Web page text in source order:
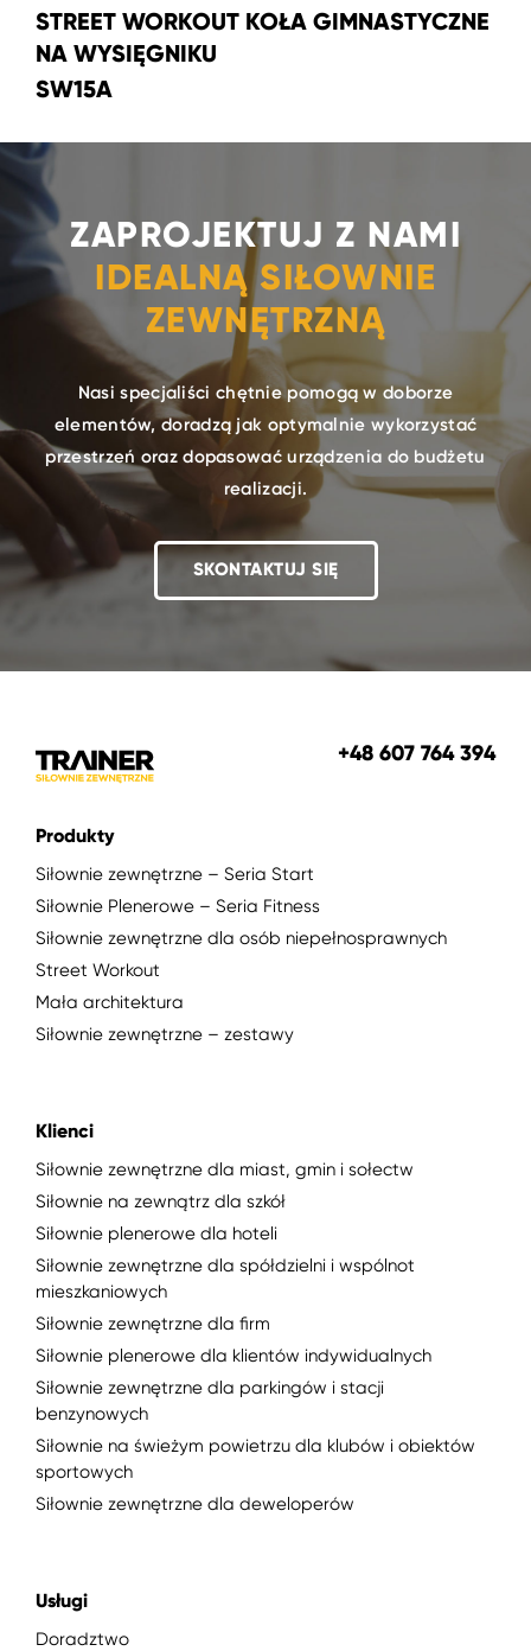
STREET WORKOUT KOŁA GIMNASTYCZNE
NA WYSIĘGNIKU
SW15A
ZAPROJEKTUJ Z NAMI
IDEALNĄ SIŁOWNIE
ZEWNĘTRZNĄ
Nasi specjaliści chętnie pomogą w doborze
elementów, doradzą jak optymalnie wykorzystać
przestrzeń oraz dopasować urządzenia do budżetu
realizacji.
SKONTAKTUJ SIĘ
+48 607 764 394
Produkty
Siłownie zewnętrzne – Seria Start
Siłownie Plenerowe – Seria Fitness
Siłownie zewnętrzne dla osób niepełnosprawnych
Street Workout
Mała architektura
Siłownie zewnętrzne – zestawy
Klienci
Siłownie zewnętrzne dla miast, gmin i sołectw
Siłownie na zewnątrz dla szkół
Siłownie plenerowe dla hoteli
Siłownie zewnętrzne dla spółdzielni i wspólnot
mieszkaniowych
Siłownie zewnętrzne dla firm
Siłownie plenerowe dla klientów indywidualnych
Siłownie zewnętrzne dla parkingów i stacji
benzynowych
Siłownie na świeżym powietrzu dla klubów i obiektów
sportowych
Siłownie zewnętrzne dla deweloperów
Usługi
Doradztwo